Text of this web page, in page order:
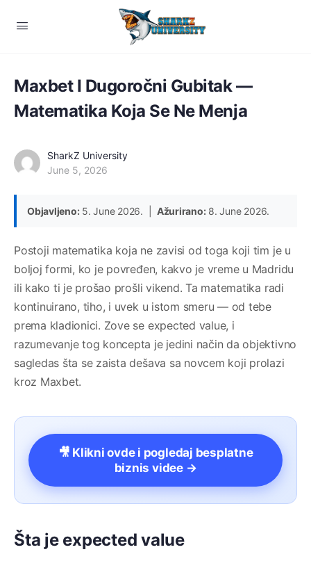
Maxbet I Dugoročni Gubitak —
Matematika Koja Se Ne Menja
SharkZ University
June 5, 2026
Objavljeno:5. June 2026. | Ažurirano:8. June 2026.
Postoji matematika koja ne zavisi od toga koji tim je u
boljoj formi, ko je povređen, kakvo je vreme u Madridu
ili kako ti je prošao prošli vikend. Ta matematika radi
kontinuirano, tiho, i uvek u istom smeru — od tebe
prema kladionici. Zove se expected value, i
razumevanje tog koncepta je jedini način da objektivno
sagledas šta se zaista dešava sa novcem koji prolazi
kroz Maxbet.
🎥 Klikni ovde i pogledaj besplatne
biznis videe →
Šta je expected value